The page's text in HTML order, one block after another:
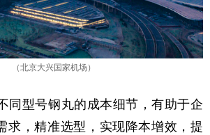
（北京大兴国家机场）
同型号钢丸的成本细节，有助于企
求，精准选型，实现降本增效，提